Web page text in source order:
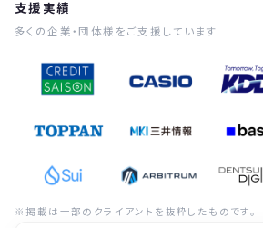
支援実績
多くの企業・団体様をご支援しています
※掲載は一部のクライアントを抜粋したものです。